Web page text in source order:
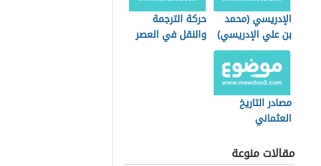
الإدريسي (محمد
بن علي الإدريسي)
حركة الترجمة
والنقل في العصر
مصادر التاريخ
العثماني
مقالات منوعة